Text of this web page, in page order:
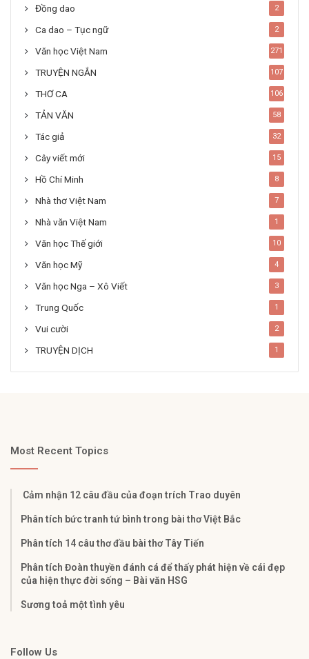
Đồng dao 2
Ca dao – Tục ngữ 2
Văn học Việt Nam 271
TRUYỆN NGẮN 107
THƠ CA 106
TẢN VĂN 58
Tác giả 32
Cây viết mới 15
Hồ Chí Minh 8
Nhà thơ Việt Nam 7
Nhà văn Việt Nam 1
Văn học Thế giới 10
Văn học Mỹ 4
Văn học Nga – Xô Viết 3
Trung Quốc 1
Vui cười 2
TRUYỆN DỊCH 1
Most Recent Topics
Cảm nhận 12 câu đầu của đoạn trích Trao duyên
Phân tích bức tranh tứ bình trong bài thơ Việt Bắc
Phân tích 14 câu thơ đầu bài thơ Tây Tiến
Phân tích Đoàn thuyền đánh cá để thấy phát hiện về cái đẹp
của hiện thực đời sống – Bài văn HSG
Sương toả một tình yêu
Follow Us